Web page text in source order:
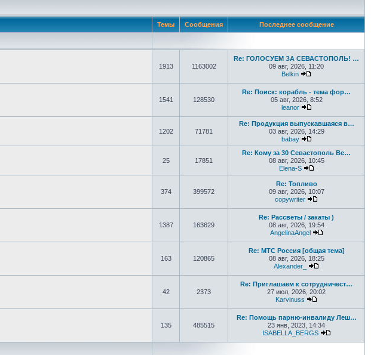
Темы Сообщения Последнее сообщение
1913 1163002
Re: ГОЛОСУЕМ ЗА СЕВАСТОПОЛЬ! …
09 авг, 2026, 11:20
Belkin
1541 128530
Re: Поиск: корабль - тема фор…
05 авг, 2026, 8:52
leanor
1202 71781
Re: Продукция выпускавшаяся в…
03 авг, 2026, 14:29
babay
Перейти к
25 17851
Re: Кому за 30 Севастополь Ве…
08 авг, 2026, 10:45
Elena-S
Перейти к
374 399572
Re: Топливо
09 авг, 2026, 10:07
copywriter
1387 163629
Re: Рассветы / закаты )
08 авг, 2026, 19:54
AngelinaAngel
163 120865
Re: МТС Россия [общая тема]
08 авг, 2026, 18:25
Alexander_
42 2373
Re: Приглашаем к сотрудничест…
27 июл, 2026, 20:02
Karvinuss
135 485515
Re: Помощь парню-инвалиду Леш…
23 янв, 2023, 14:34
ISABELLA_BERGS